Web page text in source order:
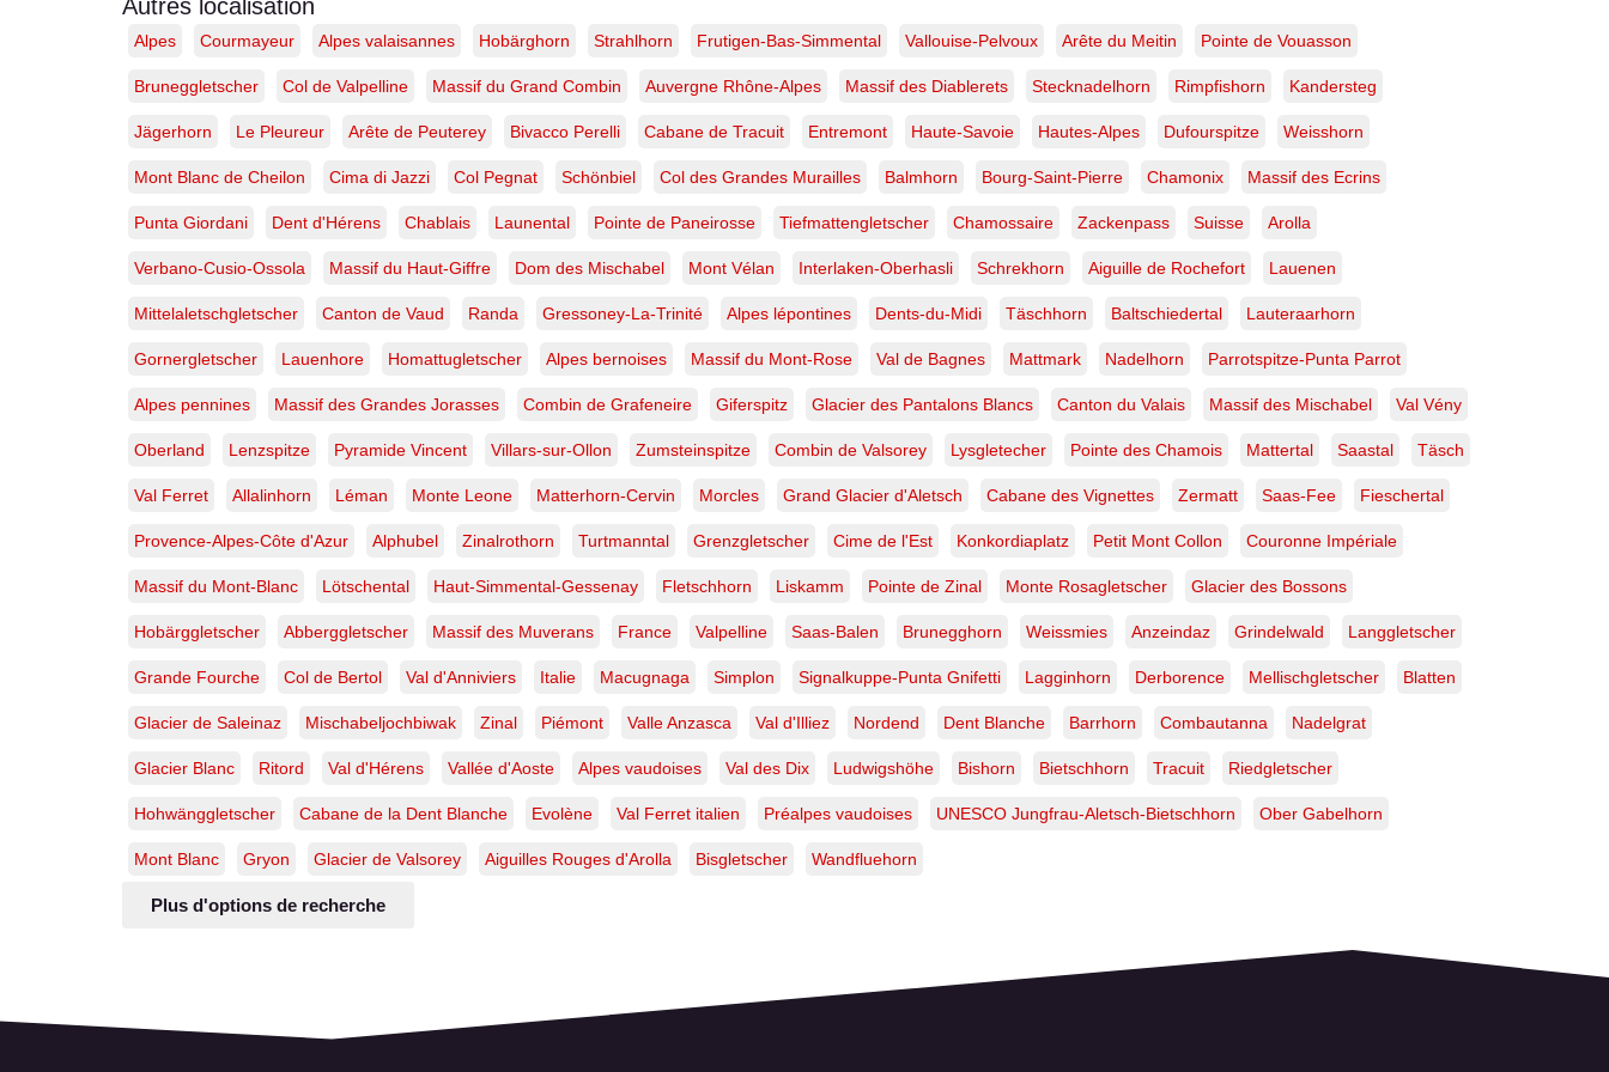
Leone,
Suisse
Tirage
limité
Valais,
|
d’art
d’art
Valais,
Autres localisation
Alpes Courmayeur Alpes valaisannes Hobärghorn Strahlhorn Frutigen-Bas-Simmental Vallouise-Pelvoux Arête du Meitin Pointe de Vouasson
Bruneggletscher Col de Valpelline Massif du Grand Combin Auvergne Rhône-Alpes Massif des Diablerets Stecknadelhorn Rimpfishorn Kandersteg
Jägerhorn Le Pleureur Arête de Peuterey Bivacco Perelli Cabane de Tracuit Entremont Haute-Savoie Hautes-Alpes Dufourspitze Weisshorn
Mont Blanc de Cheilon Cima di Jazzi Col Pegnat Schönbiel Col des Grandes Murailles Balmhorn Bourg-Saint-Pierre Chamonix Massif des Ecrins
Punta Giordani Dent d'Hérens Chablais Launental Pointe de Paneirosse Tiefmattengletscher Chamossaire Zackenpass Suisse Arolla
Verbano-Cusio-Ossola Massif du Haut-Giffre Dom des Mischabel Mont Vélan Interlaken-Oberhasli Schrekhorn Aiguille de Rochefort Lauenen
Mittelaletschgletscher Canton de Vaud Randa Gressoney-La-Trinité Alpes lépontines Dents-du-Midi Täschhorn Baltschiedertal Lauteraarhorn
Gornergletscher Lauenhore Homattugletscher Alpes bernoises Massif du Mont-Rose Val de Bagnes Mattmark Nadelhorn Parrotspitze-Punta Parrot
Alpes pennines Massif des Grandes Jorasses Combin de Grafeneire Giferspitz Glacier des Pantalons Blancs Canton du Valais Massif des Mischabel Val Vény
Oberland Lenzspitze Pyramide Vincent Villars-sur-Ollon Zumsteinspitze Combin de Valsorey Lysgletecher Pointe des Chamois Mattertal Saastal Täsch
Val Ferret Allalinhorn Léman Monte Leone Matterhorn-Cervin Morcles Grand Glacier d'Aletsch Cabane des Vignettes Zermatt Saas-Fee Fieschertal
Provence-Alpes-Côte d'Azur Alphubel Zinalrothorn Turtmanntal Grenzgletscher Cime de l'Est Konkordiaplatz Petit Mont Collon Couronne Impériale
Massif du Mont-Blanc Lötschental Haut-Simmental-Gessenay Fletschhorn Liskamm Pointe de Zinal Monte Rosagletscher Glacier des Bossons
Hobärggletscher Abberggletscher Massif des Muverans France Valpelline Saas-Balen Brunegghorn Weissmies Anzeindaz Grindelwald Langgletscher
Grande Fourche Col de Bertol Val d'Anniviers Italie Macugnaga Simplon Signalkuppe-Punta Gnifetti Lagginhorn Derborence Mellischgletscher Blatten
Glacier de Saleinaz Mischabeljochbiwak Zinal Piémont Valle Anzasca Val d'Illiez Nordend Dent Blanche Barrhorn Combautanna Nadelgrat
Glacier Blanc Ritord Val d'Hérens Vallée d'Aoste Alpes vaudoises Val des Dix Ludwigshöhe Bishorn Bietschhorn Tracuit Riedgletscher
Hohwänggletscher Cabane de la Dent Blanche Evolène Val Ferret italien Préalpes vaudoises UNESCO Jungfrau-Aletsch-Bietschhorn Ober Gabelhorn
Mont Blanc Gryon Glacier de Valsorey Aiguilles Rouges d'Arolla Bisgletscher Wandfluehorn
Plus d'options de recherche